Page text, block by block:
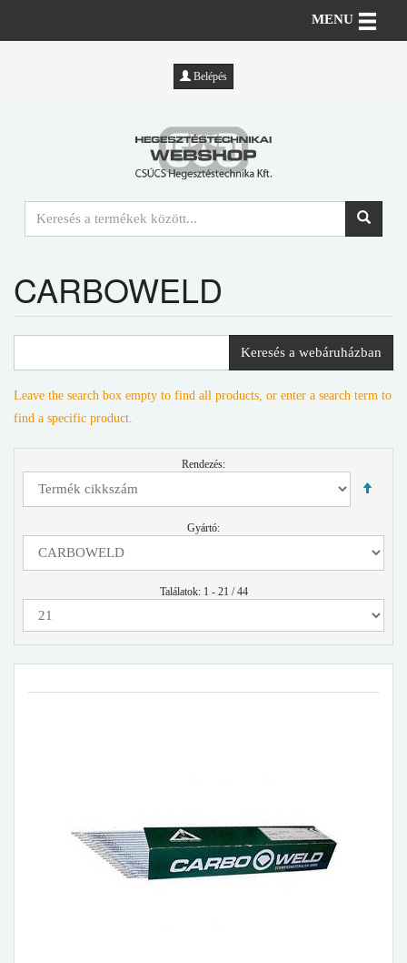
Belépés
MENU Toggle
CARBOWELD
Keresés a webáruházban
Leave the search box empty to find all products, or enter a search term to
find a specific product.
Rendezés:
Gyártó:
Találatok: 1 - 21 / 44